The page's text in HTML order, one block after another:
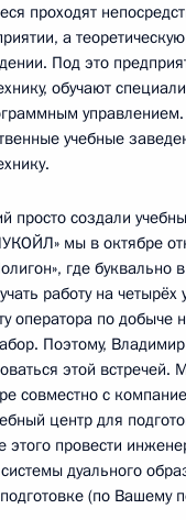
проходят
а
Под это
обучают
управлением.
учебные
просто создали
мы в октябре
где буквально
работу на
оператора по добыче
Поэтому,
этой встречей.
совместно с
центр для
этого провести
дуального
(по Вашему